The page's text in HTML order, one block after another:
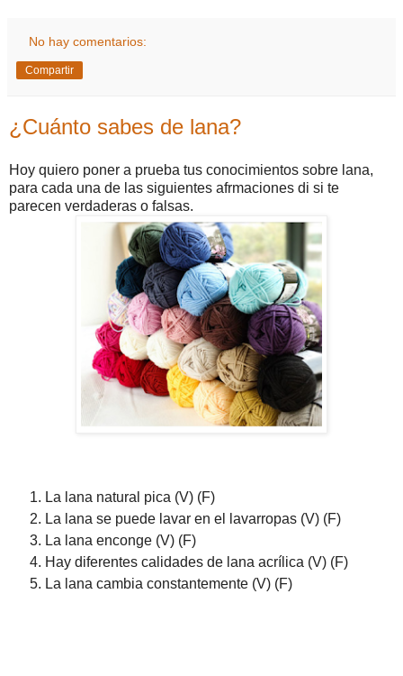
No hay comentarios:
Compartir
¿Cuánto sabes de lana?
Hoy quiero poner a prueba tus conocimientos sobre lana,
para cada una de las siguientes afrmaciones di si te
parecen verdaderas o falsas.
La lana natural pica (V) (F)
La lana se puede lavar en el lavarropas (V) (F)
La lana enconge (V) (F)
Hay diferentes calidades de lana acrílica (V) (F)
La lana cambia constantemente (V) (F)